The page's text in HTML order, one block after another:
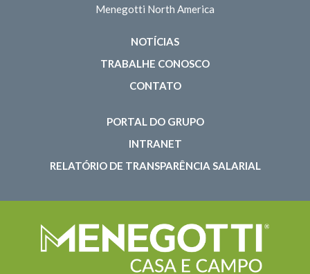
Menegotti North America
NOTÍCIAS
TRABALHE CONOSCO
CONTATO
PORTAL DO GRUPO
INTRANET
RELATÓRIO DE TRANSPARÊNCIA SALARIAL